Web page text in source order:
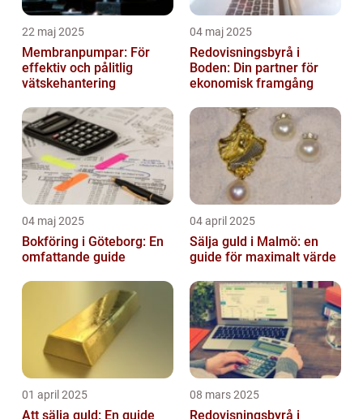
22 maj 2025
Membranpumpar: För
effektiv och pålitlig
vätskehantering
04 maj 2025
Redovisningsbyrå i
Boden: Din partner för
ekonomisk framgång
04 maj 2025
Bokföring i Göteborg: En
omfattande guide
04 april 2025
Sälja guld i Malmö: en
guide för maximalt värde
01 april 2025
Att sälja guld: En guide
08 mars 2025
Redovisningsbyrå i